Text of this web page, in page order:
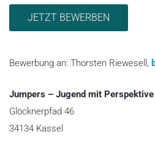
JETZT BEWERBEN
Bewerbung an: Thorsten Riewesell,
Jumpers – Jugend mit Perspektive
Glöcknerpfad 46
34134 Kassel